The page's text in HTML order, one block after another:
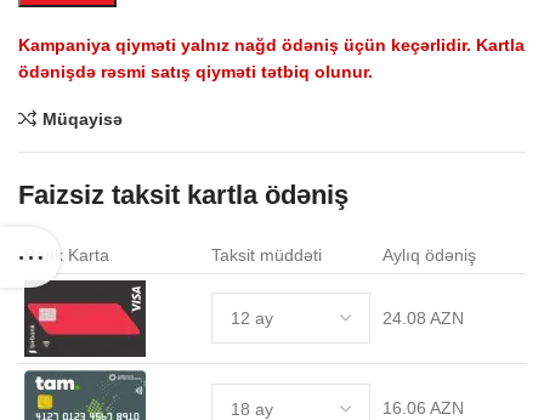
Kampaniya qiyməti yalnız nağd ödəniş üçün keçərlidir. Kartla
ödənişdə rəsmi satış qiyməti tətbiq olunur.
Müqayisə
Faizsiz taksit kartla ödəniş
Bank Karta Taksit müddəti Aylıq ödəniş
24.08 AZN
16.06 AZN